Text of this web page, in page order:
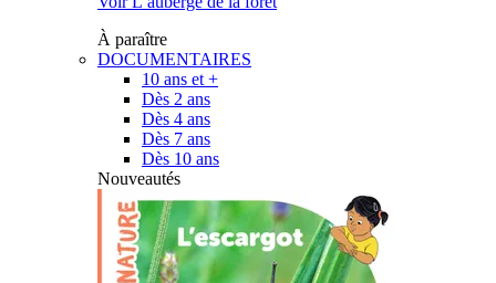
À paraître
DOCUMENTAIRES
10 ans et +
Dès 2 ans
Dès 4 ans
Dès 7 ans
Dès 10 ans
Nouveautés